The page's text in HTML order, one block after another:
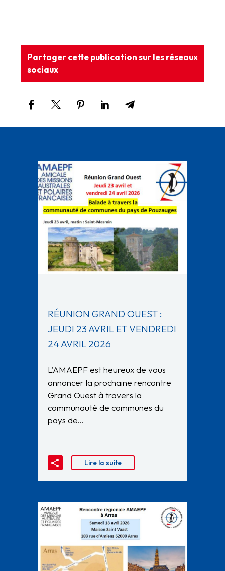
Partager cette publication sur les réseaux
sociaux
RÉUNION GRAND OUEST :
JEUDI 23 AVRIL ET VENDREDI
24 AVRIL 2026
L’AMAEPF est heureux de vous
annoncer la prochaine rencontre
Grand Ouest à travers la
communauté de communes du
pays de…
Lire la suite